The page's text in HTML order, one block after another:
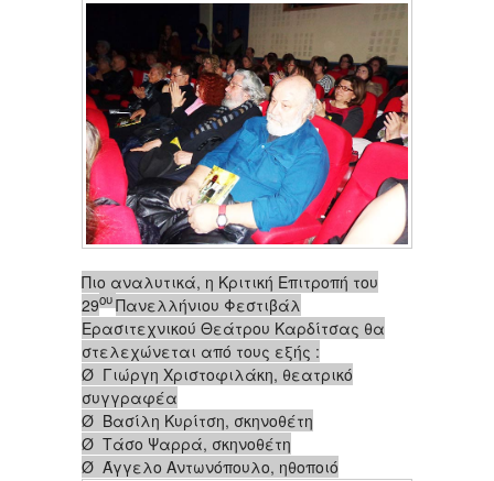
Πιο αναλυτικά, η Κριτική Επιτροπή του
29ουΠανελλήνιου Φεστιβάλ
Ερασιτεχνικού Θεάτρου Καρδίτσας θα
στελεχώνεται από τους εξής :
Ø Γιώργη Χριστοφιλάκη, θεατρικό
συγγραφέα
Ø Βασίλη Κυρίτση, σκηνοθέτη
Ø Τάσο Ψαρρά, σκηνοθέτη
Ø Άγγελο Αντωνόπουλο, ηθοποιό